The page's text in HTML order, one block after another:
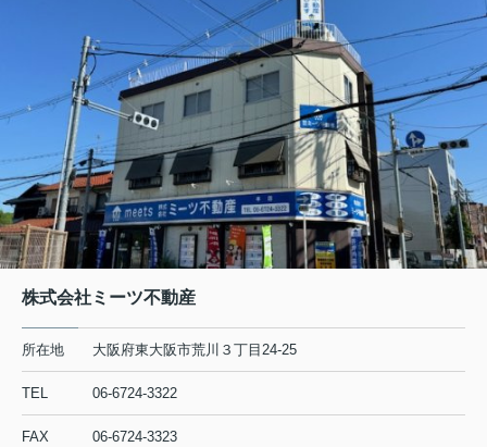
株式会社ミーツ不動産
所在地 大阪府東大阪市荒川３丁目24-25
TEL 06-6724-3322
FAX 06-6724-3323